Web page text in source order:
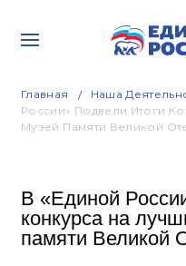
Главная Наша
России» Подвели Итоги
Музей Памяти Великой
В «Единой
конкурса на
памяти Великой